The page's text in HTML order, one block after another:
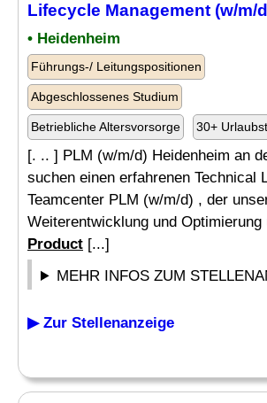
Lifecycle Management (w/m/
• Heidenheim
Führungs-/ Leitungspositionen
Abgeschlossenes Studium
Betriebliche Altersvorsorge 30+
[. .. ] PLM (w/m/d) Heidenheim an
suchen einen erfahrenen Technical
Teamcenter PLM (w/m/d) , der
Weiterentwicklung und Optimierung
Product [...]
MEHR INFOS ZUM
▶ Zur Stellenanzeige